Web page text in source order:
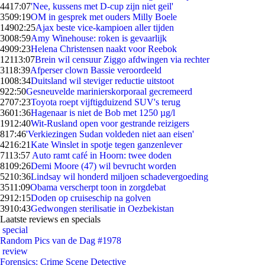
4417:07'Nee, kussens met D-cup zijn niet geil'
3509:19OM in gesprek met ouders Milly Boele
14902:25Ajax beste vice-kampioen aller tijden
3008:59Amy Winehouse: roken is gevaarlijk
4909:23Helena Christensen naakt voor Reebok
12113:07Brein wil censuur Ziggo afdwingen via rechter
3118:39Afperser clown Bassie veroordeeld
1008:34Duitsland wil steviger reductie uitstoot
922:50Gesneuvelde marinierskorporaal gecremeerd
2707:23Toyota roept vijftigduizend SUV's terug
3601:36Hagenaar is niet de Bob met 1250 µg/l
1912:40Wit-Rusland open voor gestrande reizigers
817:46'Verkiezingen Sudan voldeden niet aan eisen'
4216:21Kate Winslet in spotje tegen ganzenlever
7113:57 Auto ramt café in Hoorn: twee doden
8109:26Demi Moore (47) wil bevrucht worden
5210:36Lindsay wil honderd miljoen schadevergoeding
3511:09Obama verscherpt toon in zorgdebat
2912:15Doden op cruiseschip na golven
3910:43Gedwongen sterilisatie in Oezbekistan
Laatste reviews en specials
special
Random Pics van de Dag #1978
review
Forensics: Crime Scene Detective